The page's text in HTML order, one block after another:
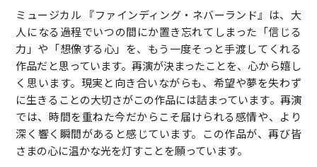
ミュージカル 『ファインディング・ネバーランド』は、大
人になる過程でいつの間にか置き忘れてしまった「信じる
力」や「想像する心」を、もう一度そっと手渡してくれる
作品だと思っています。再演が決まったことを、心から嬉し
く思います。現実と向き合いながらも、希望や夢を失わず
に生きることの大切さがこの作品には詰まっています。再演
では、時間を重ねた今だからこそ届けられる感情や、より
深く響く瞬間があると感じています。この作品が、再び皆
さまの心に温かな光を灯すことを願っています。